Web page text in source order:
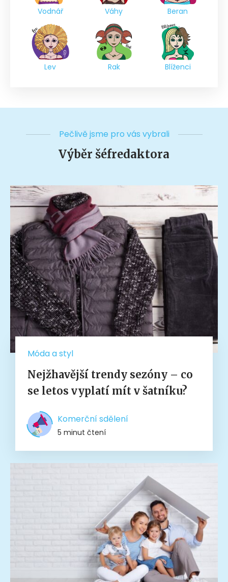
Vodnář Váhy Beran
Lev Rak Blíženci
Pečlivě jsme pro vás vybrali
Výběr šéfredaktora
Móda a styl
Nejžhavější trendy sezóny – co
se letos vyplatí mít v šatníku?
Komerční sdělení
5 minut čtení